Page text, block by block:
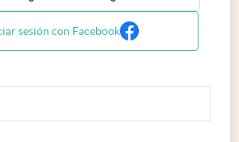
sesión con Facebook